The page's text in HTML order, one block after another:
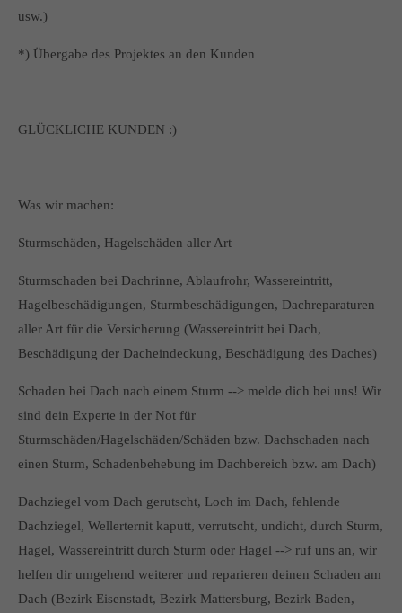
usw.)
*) Übergabe des Projektes an den Kunden
GLÜCKLICHE KUNDEN :)
Was wir machen:
Sturmschäden, Hagelschäden aller Art
Sturmschaden bei Dachrinne, Ablaufrohr, Wassereintritt,
Hagelbeschädigungen, Sturmbeschädigungen, Dachreparaturen
aller Art für die Versicherung (Wassereintritt bei Dach,
Beschädigung der Dacheindeckung, Beschädigung des Daches)
Schaden bei Dach nach einem Sturm --> melde dich bei uns! Wir
sind dein Experte in der Not für
Sturmschäden/Hagelschäden/Schäden bzw. Dachschaden nach
einen Sturm, Schadenbehebung im Dachbereich bzw. am Dach)
Dachziegel vom Dach gerutscht, Loch im Dach, fehlende
Dachziegel, Wellerternit kaputt, verrutscht, undicht, durch Sturm,
Hagel, Wassereintritt durch Sturm oder Hagel --> ruf uns an, wir
helfen dir umgehend weiterer und reparieren deinen Schaden am
Dach (Bezirk Eisenstadt, Bezirk Mattersburg, Bezirk Baden,